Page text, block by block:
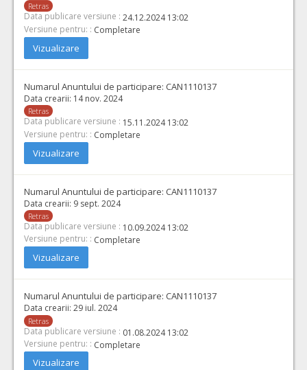
Retras
Data publicare versiune : 24.12.2024 13:02
Versiune pentru: : Completare
Vizualizare
Numarul Anuntului de participare: CAN1110137
Data crearii: 14 nov. 2024
Retras
Data publicare versiune : 15.11.2024 13:02
Versiune pentru: : Completare
Vizualizare
Numarul Anuntului de participare: CAN1110137
Data crearii: 9 sept. 2024
Retras
Data publicare versiune : 10.09.2024 13:02
Versiune pentru: : Completare
Vizualizare
Numarul Anuntului de participare: CAN1110137
Data crearii: 29 iul. 2024
Retras
Data publicare versiune : 01.08.2024 13:02
Versiune pentru: : Completare
Vizualizare